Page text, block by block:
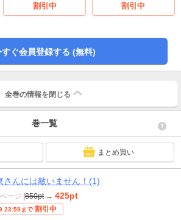
割引中 割引中
すぐ会員登録する (無料)
全巻の情報を 閉じる
巻一覧
まとめ買い
さんには敵いません！(1)
ージ |850pt → 425pt
23:59まで 割引中